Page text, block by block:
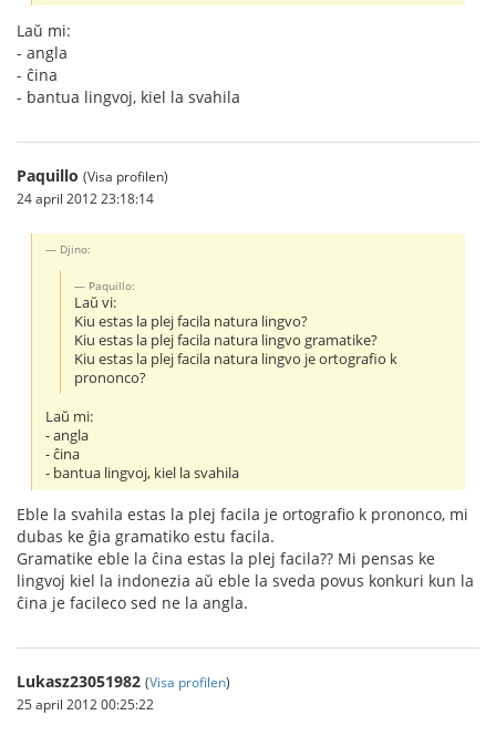
Laŭ mi:
- angla
- ĉina
- bantua lingvoj, kiel la svahila
Paquillo (Visa profilen)
24 april 2012 23:18:14
Djino:
Paquillo:
Laŭ vi:
Kiu estas la plej facila natura lingvo?
Kiu estas la plej facila natura lingvo gramatike?
Kiu estas la plej facila natura lingvo je ortografio k
prononco?
Laŭ mi:
- angla
- ĉina
- bantua lingvoj, kiel la svahila
Eble la svahila estas la plej facila je ortografio k prononco, mi
dubas ke ĝia gramatiko estu facila.
Gramatike eble la ĉina estas la plej facila?? Mi pensas ke
lingvoj kiel la indonezia aŭ eble la sveda povus konkuri kun la
ĉina je facileco sed ne la angla.
Lukasz23051982 (Visa profilen)
25 april 2012 00:25:22